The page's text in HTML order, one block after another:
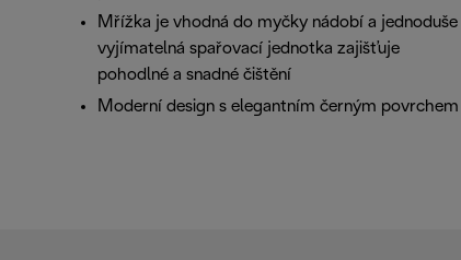
Mřížka je vhodná do myčky nádobí a jednoduše
vyjímatelná spařovací jednotka zajišťuje
pohodlné a snadné čištění
Moderní design s elegantním černým povrchem